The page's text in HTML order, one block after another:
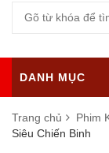
DANH MỤC
Trang chủ Phim
Siêu Chiến Binh